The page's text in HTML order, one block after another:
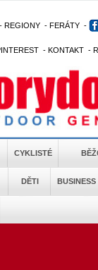
- REGIONY - FERÁTY -
- KONTAKT -
CYKLISTÉ
DĚTI BUSINESS